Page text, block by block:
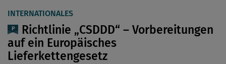
INTERNATIONALES
Richtlinie „CSDDD“ – Vorbereitungen
auf ein Europäisches
Lieferkettengesetz